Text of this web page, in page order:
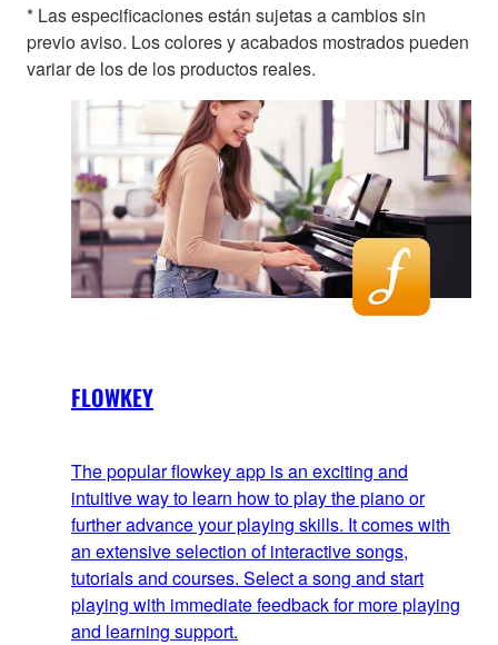
* Las especificaciones están sujetas a cambios sin
previo aviso. Los colores y acabados mostrados pueden
variar de los de los productos reales.
FLOWKEY
The popular flowkey app is an exciting and
intuitive way to learn how to play the piano or
further advance your playing skills. It comes with
an extensive selection of interactive songs,
tutorials and courses. Select a song and start
playing with immediate feedback for more playing
and learning support.